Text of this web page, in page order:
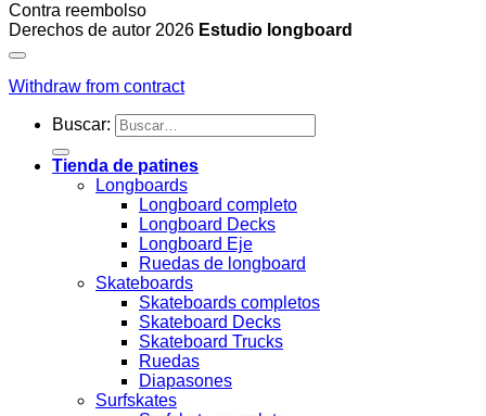
Contra reembolso
Derechos de autor 2026 Estudio longboard
Withdraw from contract
Buscar:
Tienda de patines
Longboards
Longboard completo
Longboard Decks
Longboard Eje
Ruedas de longboard
Skateboards
Skateboards completos
Skateboard Decks
Skateboard Trucks
Ruedas
Diapasones
Surfskates